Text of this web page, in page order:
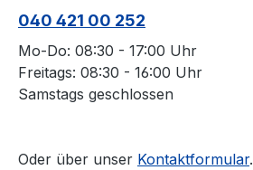
040 421 00 252
Mo-Do: 08:30 - 17:00 Uhr
Freitags: 08:30 - 16:00 Uhr
Samstags geschlossen
Oder über unser Kontaktformular.